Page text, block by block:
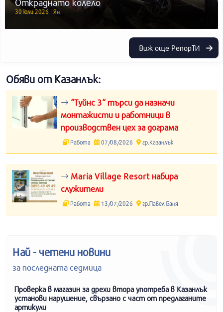
Откраднато колело
30 юли 2026 | Ян
Виж още РепорТИ
Обяви от Казанлък:
“Туйнс 3“ търси да назначи
монтажисти и работници в
производствен цех за дограма
Работа 07/08/2026 гр.Казанлък
Maria Village Resort набира
служители
Работа 13/07/2026 гр.Павел Баня
Най - четени новини
за последната седмица
Проверка в магазин за дрехи втора употреба в Казанлък
установи нарушение, свързано с част от предлаганите
артикули